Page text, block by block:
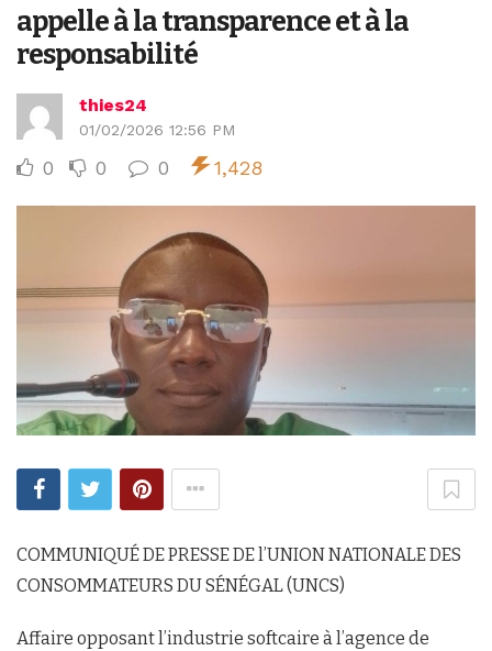
appelle à la transparence et à la
responsabilité
thies24
01/02/2026 12:56 PM
0 0 0 1,428
COMMUNIQUÉ DE PRESSE DE l’UNION NATIONALE DES
CONSOMMATEURS DU SÉNÉGAL (UNCS)
Affaire opposant l’industrie softcaire à l’agence de